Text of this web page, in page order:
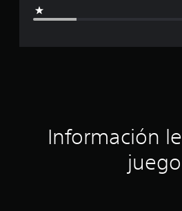
Información
juego